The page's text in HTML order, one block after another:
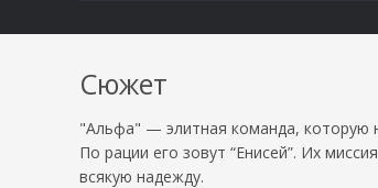
Сюжет
"Альфа" — элитная команда, которую
По рации его зовут “Енисей”. Их
всякую надежду.